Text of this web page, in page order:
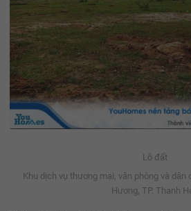
Lô đất
Khu dịch vụ thương mại, văn phòng và
Hương, TP. Thanh